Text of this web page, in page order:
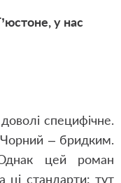
у нас
специфічне.
– бридким.
цей роман
стандарти: тут